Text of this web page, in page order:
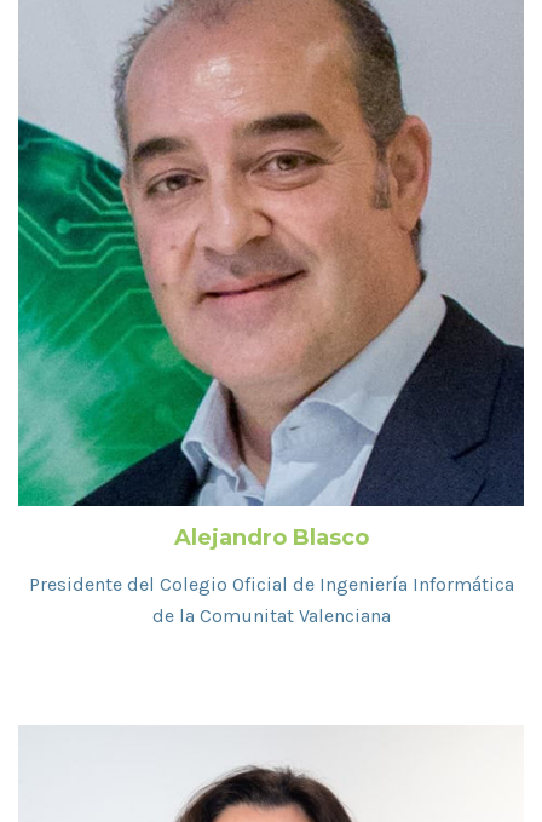
Alejandro Blasco
Presidente del Colegio Oficial de Ingeniería Informática
de la Comunitat Valenciana